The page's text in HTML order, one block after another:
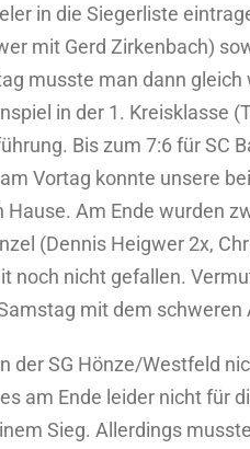
in die Siegerliste
mit Gerd Zirkenbach)
musste man dann
in der 1. Kreisklasse
Bis zum 7:6 für SC
Vortag konnte unsere
Am Ende wurden
(Dennis Heigwer 2x,
nicht gefallen.
mit dem
SG Hönze/Westfeld
am Ende leider nicht für
Sieg. Allerdings